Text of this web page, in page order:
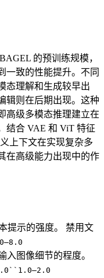
的预训练规模，
一致的性能提升。不同
理解和生成较早出
辑则在后期出现。这种
高级多模态推理建立在
结合 VAE 和 ViT 特征
上下文在实现复杂多
在高级能力出现中的作
提示的强度。 禁用文
入图像细节的程度。